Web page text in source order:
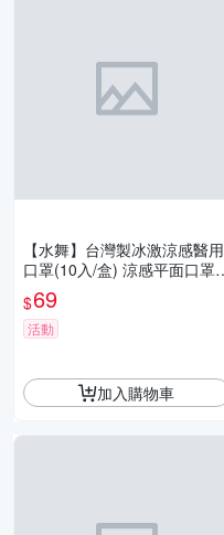
【水舞】台灣製冰激涼感醫用
口罩(10入/盒) 涼感平面口罩
瞬涼體感 水舞生醫
$69
活動
加入購物車